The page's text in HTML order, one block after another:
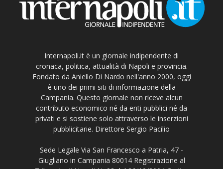
Internapoli.it è un giornale indipendente di
cronaca, politica, attualità di Napoli e provincia.
Fondato da Aniello Di Nardo nell'anno 2000, oggi
è uno dei primi siti di informazione della
Campania. Questo giornale non riceve alcun
contributo economico né da enti pubblici né da
privati e si sostiene solo attraverso le inserzioni
pubblicitarie. Direttore Sergio Pacilio
Sede Legale Via San Francesco a Patria, 47 -
Giugliano in Campania 80014 Registrazione al